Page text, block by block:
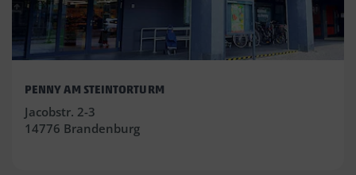
PENNY AM STEINTORTURM
Jacobstr. 2-3
14776 Brandenburg